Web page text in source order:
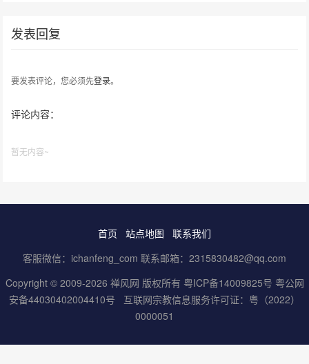
发表回复
要发表评论，您必须先登录。
评论内容：
暂无内容~
首页 站点地图
联系我们
客服微信：ichanfeng_com 联系邮箱：2315830482@qq.com
Copyright © 2009-2026 禅风网 版权所有 粤ICP备14009825号 粤公网
安备44030402004410号
互联网宗教信息服务许可证：粤（2022）
0000051